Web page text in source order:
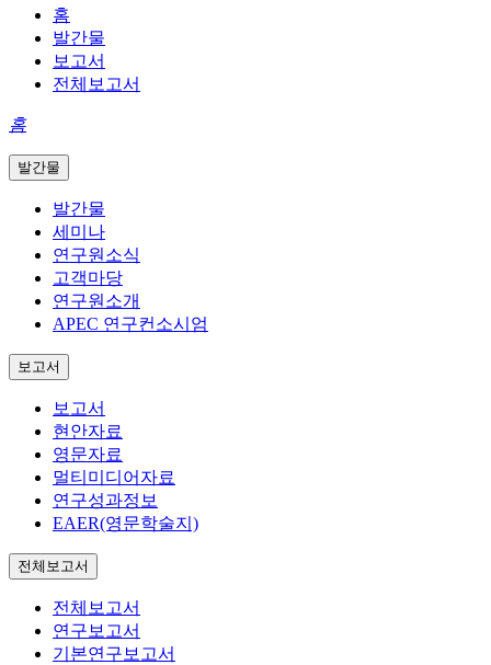
홈
발간물
보고서
전체보고서
홈
발간물
발간물
세미나
연구원소식
고객마당
연구원소개
APEC 연구컨소시엄
보고서
보고서
현안자료
영문자료
멀티미디어자료
연구성과정보
EAER(영문학술지)
전체보고서
전체보고서
연구보고서
기본연구보고서